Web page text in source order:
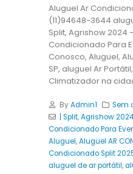
Aluguel Ar
(11)94648-3644
Split, Agrishow 2024
Condicionado Para
Conosco, Aluguel,
SP, aluguel Ar
Climatizador na
ByAdmin1
Sem
| Split,Agrishow
Condicionado Para
Aluguel,Aluguel AR
Condicionado Split
aluguel de ar portátil,